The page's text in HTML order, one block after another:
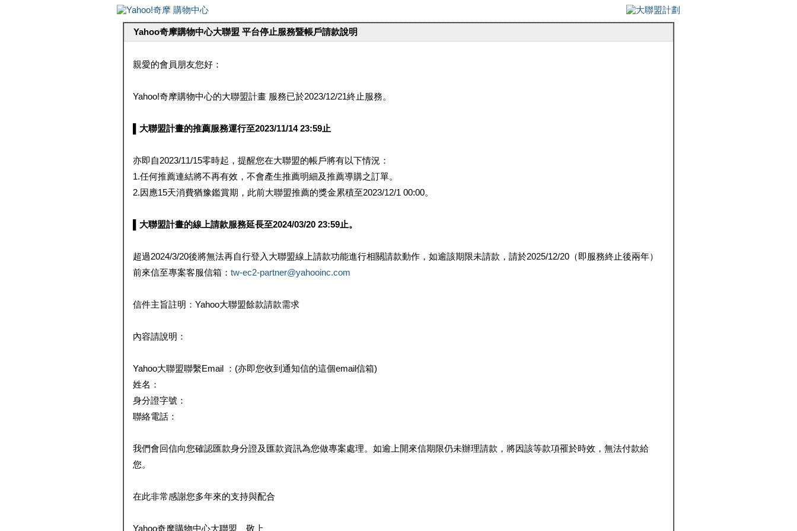
Yahoo奇摩購物中心大聯盟 平台停止服務暨帳戶請款說明
親愛的會員朋友您好：
Yahoo!奇摩購物中心的大聯盟計畫 服務已於2023/12/21終止服務。
▌大聯盟計畫的推薦服務運行至2023/11/14 23:59止
亦即自2023/11/15零時起，提醒您在大聯盟的帳戶將有以下情況：
1.任何推薦連結將不再有效，不會產生推薦明細及推薦導購之訂單。
2.因應15天消費猶豫鑑賞期，此前大聯盟推薦的獎金累積至2023/12/1 00:00。
▌大聯盟計畫的線上請款服務延長至2024/03/20 23:59止。
超過2024/3/20後將無法再自行登入大聯盟線上請款功能進行相關請款動作，如逾該期限未請款，請於2025/12/20（即服務終止後兩年）
前來信至專案客服信箱： tw-ec2-partner@yahooinc.com
信件主旨註明：Yahoo大聯盟餘款請款需求
內容請說明：
Yahoo大聯盟聯繫Email ：(亦即您收到通知信的這個email信箱)
姓名：
身分證字號：
聯絡電話：
我們會回信向您確認匯款身分證及匯款資訊為您做專案處理。如逾上開來信期限仍未辦理請款，將因該等款項罹於時效，無法付款給
您。
在此非常感謝您多年來的支持與配合
Yahoo奇摩購物中心大聯盟 敬上